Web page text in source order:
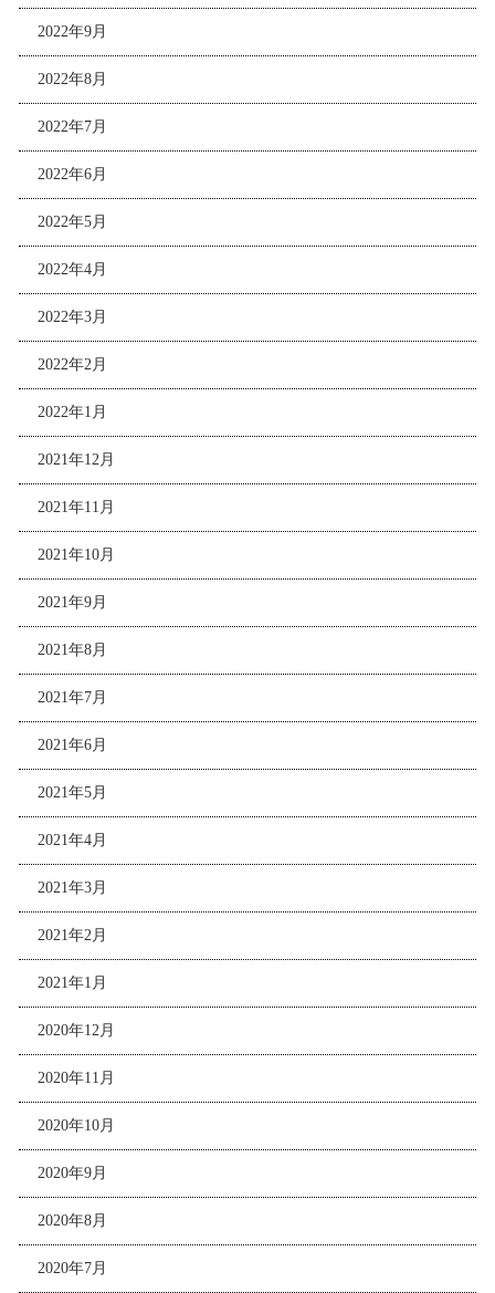
2022年9月
2022年8月
2022年7月
2022年6月
2022年5月
2022年4月
2022年3月
2022年2月
2022年1月
2021年12月
2021年11月
2021年10月
2021年9月
2021年8月
2021年7月
2021年6月
2021年5月
2021年4月
2021年3月
2021年2月
2021年1月
2020年12月
2020年11月
2020年10月
2020年9月
2020年8月
2020年7月